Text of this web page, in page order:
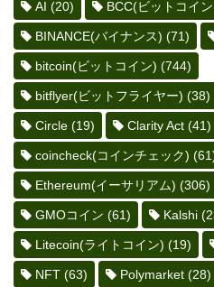
AI (20) BCC(ビットコイ
BINANCE(バイナンス) (71)
bitcoin(ビットコイン) (744)
bitflyer(ビットフライヤー) (38)
Circle (19) Clarity Act (41)
coincheck(コインチェック)
Ethereum(イーサリアム) (306)
GMOコイン (61) Kalshi
Litecoin(ライトコイン) (19)
NFT (63) Polymarket (28)